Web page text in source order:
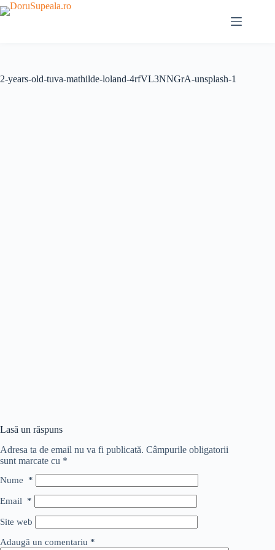
Sari
la
2-years-old-tuva-mathilde-loland-4rfVL3NNGrA-unsplash-1
Lasă un răspuns
Adresa ta de email nu va fi publicată. Câmpurile obligatorii
sunt marcate cu *
Nume *
Email *
Site web
Adaugă un comentariu *